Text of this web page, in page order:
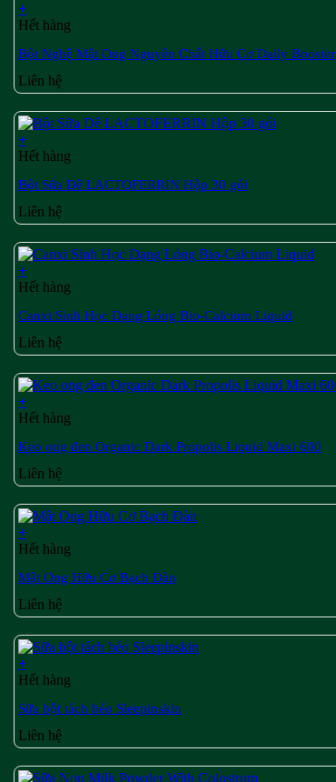
+
Hết hàng
Bột Nghệ Mật Ong Nguyên Chất Hữu Cơ Daily Booster
Liên hệ
+
Hết hàng
Bột Sữa Dê LACTOFERRIN Hộp 30 gói
Liên hệ
+
Hết hàng
Canxi Sinh Học Dạng Lỏng Bio-Calcium Liquid
Liên hệ
+
Hết hàng
Keo ong đen Organic Dark Propolis Liquid Maxi 600
Liên hệ
+
Hết hàng
Mật Ong Hữu Cơ Bạch Đàn
Liên hệ
+
Hết hàng
Sữa bột tách béo Sleepinskin
Liên hệ